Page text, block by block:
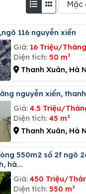
116 nguyễn xiển
Giá: 16 Triệu/Tháng
Diện tích: 50 m²
Thanh Xuân, Hà
nguyễn xiển,
Giá: 4.5 Triệu/
Diện tích: 45 m²
Thanh Xuân, Hà
hà...
Giá: 450 Triệu/
Diện tích: 550 m²